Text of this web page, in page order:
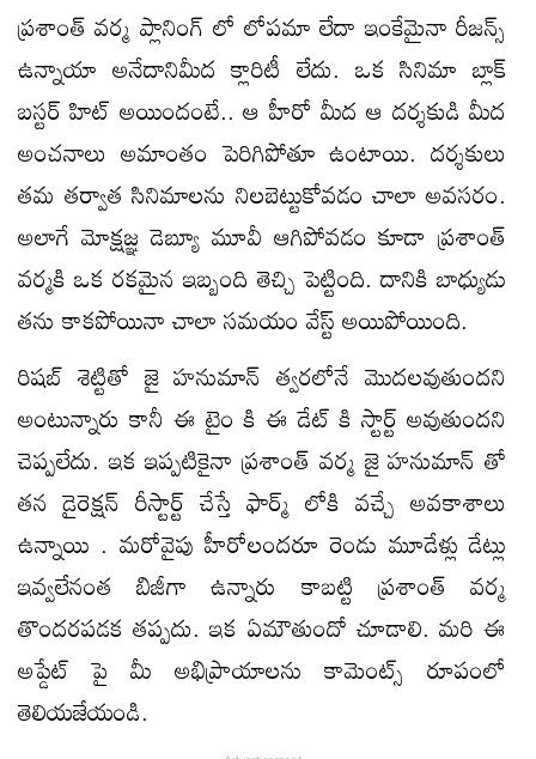
ప్రశాంత్ వర్మ ప్లానింగ్ లో లోపమా లేదా ఇంకేమైనా రీజన్స్
ఉన్నాయా అనేదానిమీద క్లారిటీ లేదు. ఒక సినిమా బ్లాక్
బస్టర్ హిట్ అయిందంటే.. ఆ హీరో మీద ఆ దర్శకుడి మీద
అంచనాలు అమాంతం పెరిగిపోతూ ఉంటాయి. దర్శకులు
తమ తర్వాత సినిమాలను నిలబెట్టుకోవడం చాలా అవసరం.
అలాగే మోక్షజ్ఞ డెబ్యూ మూవీ ఆగిపోవడం కూడా ప్రశాంత్
వర్మకి ఒక రకమైన ఇబ్బంది తెచ్చి పెట్టింది. దానికి బాధ్యుడు
తను కాకపోయినా చాలా సమయం వేస్ట్ అయిపోయింది.
రిషబ్ శెట్టితో జై హనుమాన్ త్వరలోనే మొదలవుతుందని
అంటున్నారు కానీ ఈ టైం కి ఈ డేట్ కి స్టార్ట్ అవుతుందని
చెప్పలేదు. ఇక ఇప్పటికైనా ప్రశాంత్ వర్మ జై హనుమాన్ తో
తన డైరెక్షన్ రీస్టార్ట్ చేస్తే ఫార్మ్ లోకి వచ్చే అవకాశాలు
ఉన్నాయి . మరోవైపు హీరోలందరూ రెండు మూడేళ్లు డేట్లు
ఇవ్వలేనంత బిజీగా ఉన్నారు కాబట్టి ప్రశాంత్ వర్మ
తొందరపడక తప్పదు. ఇక ఏమౌతుందో చూడాలి. మరి ఈ
అప్డేట్ పై మీ అభిప్రాయాలను కామెంట్స్ రూపంలో
తెలియజేయండి.